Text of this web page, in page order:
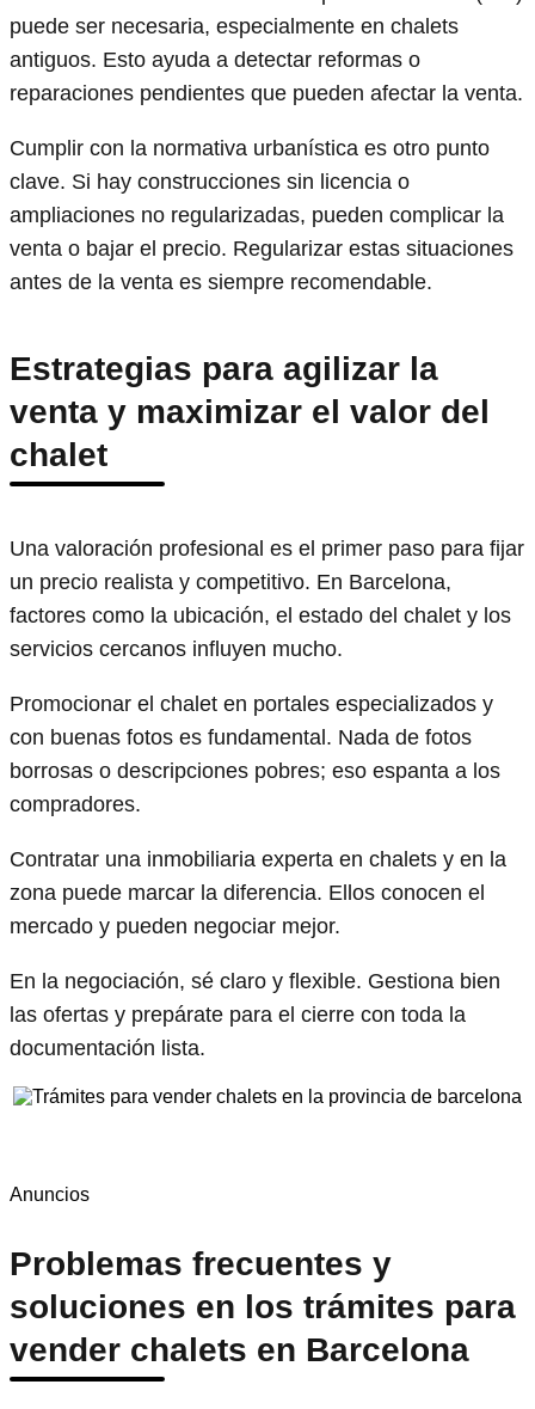
puede ser necesaria, especialmente en chalets
antiguos. Esto ayuda a detectar reformas o
reparaciones pendientes que pueden afectar la venta.
Cumplir con la normativa urbanística es otro punto
clave. Si hay construcciones sin licencia o
ampliaciones no regularizadas, pueden complicar la
venta o bajar el precio. Regularizar estas situaciones
antes de la venta es siempre recomendable.
Estrategias para agilizar la
venta y maximizar el valor del
chalet
Una valoración profesional es el primer paso para fijar
un precio realista y competitivo. En Barcelona,
factores como la ubicación, el estado del chalet y los
servicios cercanos influyen mucho.
Promocionar el chalet en portales especializados y
con buenas fotos es fundamental. Nada de fotos
borrosas o descripciones pobres; eso espanta a los
compradores.
Contratar una inmobiliaria experta en chalets y en la
zona puede marcar la diferencia. Ellos conocen el
mercado y pueden negociar mejor.
En la negociación, sé claro y flexible. Gestiona bien
las ofertas y prepárate para el cierre con toda la
documentación lista.
Anuncios
Problemas frecuentes y
soluciones en los trámites para
vender chalets en Barcelona